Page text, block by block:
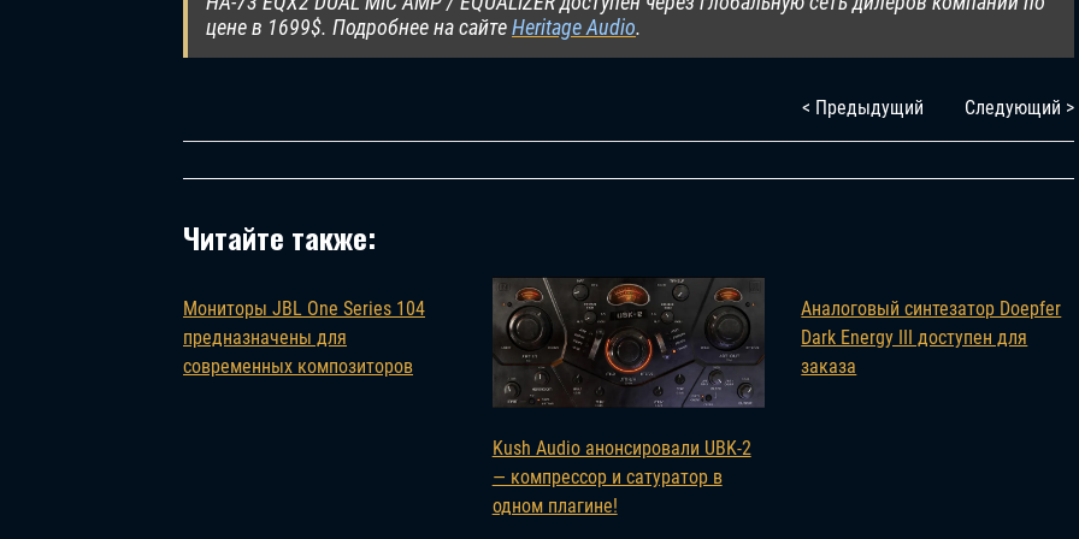
цене в 1699$. Подробнее на сайтеHeritage Audio.
< Предыдущий Следующий >
Читайте также:
Мониторы JBL One Series 104
предназначены для
современных композиторов
Kush Audio анонсировали UBK-2
— компрессор и сатуратор в
одном плагине!
Аналоговый синтезатор Doepfer
Dark Energy III доступен для
заказа